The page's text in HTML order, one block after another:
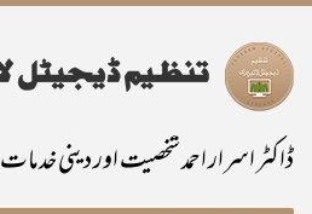
ڈاکٹر اسرار احمد شخصیت اور دینی خدمات